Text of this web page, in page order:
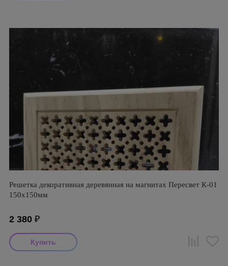
Решетка декоративная деревянная на магнитах Пересвет К-01
150х150мм
2 380 ₽